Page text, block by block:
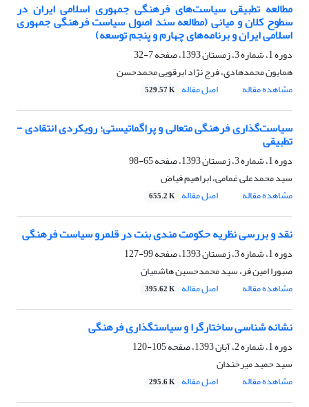
مطالعه تطبیقی سیاست‌های فرهنگی جمهوری اسلامی ایران در
سطوح کلان و میانی (مطالعه سند اصول سیاست فرهنگی جمهوری
اسلامی ایران و برنامه‌های چهارم و پنجم توسعه)
دوره 1، شماره 3، زمستان 1393، صفحه
7-32
همایون محمدهادی، فرج نژاد ابرقویی محمدحسن
مشاهده مقاله
اصل مقاله 529.57 K
سیاست‌گذاری فرهنگی متعالی و پراگماتیستی؛ رویکردی انتقادی -
تطبیقی
دوره 1، شماره 3، زمستان 1393، صفحه
65-98
سید محمدعلی غمامی، ابراهیم فیاض
مشاهده مقاله
اصل مقاله 655.2 K
نقد و بررسی نظریه حکومت مندی بنت در قلمرو سیاست فرهنگی
دوره 1، شماره 3، زمستان 1393، صفحه
99-127
صبورا امین فر، سید محمدحسین هاشمیان
مشاهده مقاله
اصل مقاله 395.62 K
نشانه شناسی ساختارگرا و سیاستگذاری فرهنگی
دوره 1، شماره 2، آبان 1393، صفحه
105-120
سید حمید میرخندان
مشاهده مقاله
اصل مقاله 295.6 K